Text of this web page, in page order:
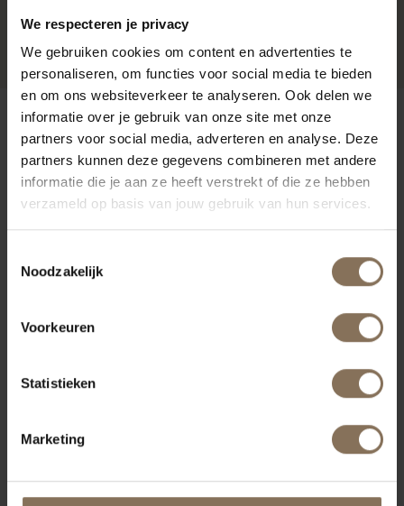
We respecteren je privacy
We gebruiken cookies om content en advertenties te
personaliseren, om functies voor social media te bieden
en om ons websiteverkeer te analyseren. Ook delen we
informatie over je gebruik van onze site met onze
partners voor social media, adverteren en analyse. Deze
partners kunnen deze gegevens combineren met andere
informatie die je aan ze heeft verstrekt of die ze hebben
verzameld op basis van jouw gebruik van hun services.
Noodzakelijk
Voorkeuren
Statistieken
Marketing
VANAF € 0,99
ONZE MERKEN